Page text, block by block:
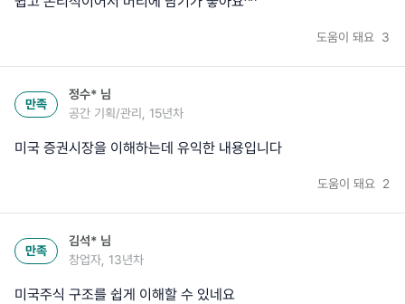
도움이 돼요 3
만족
정수* 님
공간 기획/관리, 15년차
미국 증권시장을 이해하는데 유익한 내용입니다
도움이 돼요 2
만족
김석* 님
창업자, 13년차
미국주식 구조를 쉽게 이해할 수 있네요